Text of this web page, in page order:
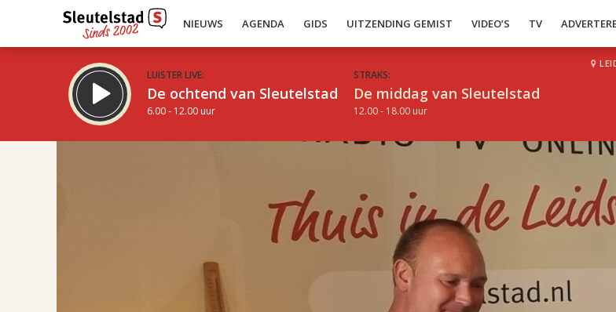
NIEUWS AGENDA GIDS UITZENDING GEMIST VIDEO’S TV
LUISTER LIVE:
De ochtend van Sleutelstad
6.00 - 12.00 uur
STRAKS:
De middag van Sleutelstad
12.00 - 18.00 uur